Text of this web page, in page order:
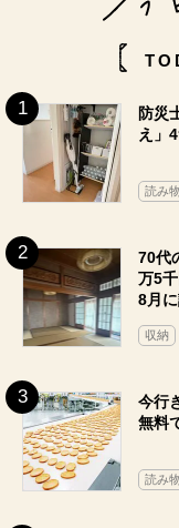
防災
え」
読み物
70代
万5
8月
収納
今行
無料
読み物